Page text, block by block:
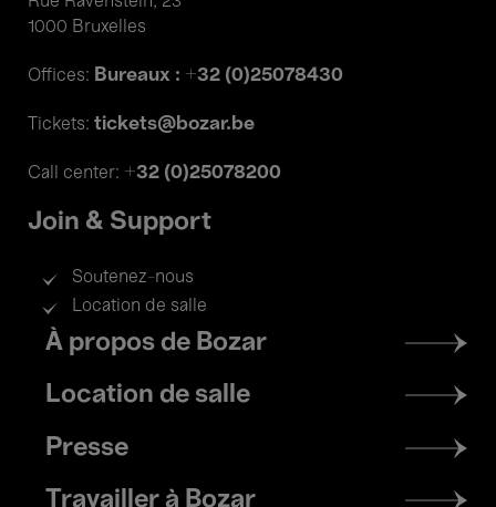
1000 Bruxelles
Offices: Bureaux : +32 (0)25078430
Tickets: tickets@bozar.be
Call center: +32 (0)25078200
Join & Support
Soutenez-nous
Location de salle
Footer
menu
À propos de Bozar
Location de salle
Presse
Travailler à Bozar